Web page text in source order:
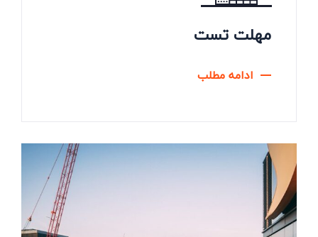
مهلت تست
ادامه مطلب